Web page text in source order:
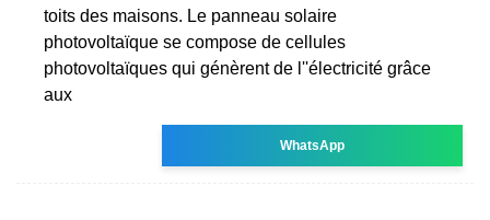
toits des maisons. Le panneau solaire
photovoltaïque se compose de cellules
photovoltaïques qui génèrent de l''électricité grâce
aux
WhatsApp